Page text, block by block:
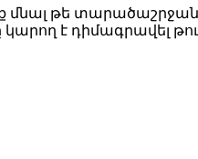
մնալ թե
կարող է դիմագրավել